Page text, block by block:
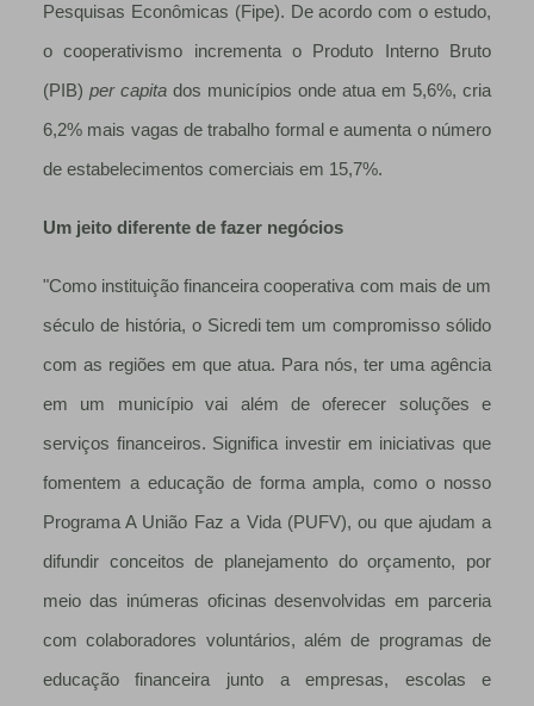
Pesquisas Econômicas (Fipe). De acordo com o estudo,
o cooperativismo incrementa o Produto Interno Bruto
(PIB) per capitados municípios onde atua em 5,6%, cria
6,2% mais vagas de trabalho formal e aumenta o número
de estabelecimentos comerciais em 15,7%.
Um jeito diferente de fazer negócios
"Como instituição financeira cooperativa com mais de um
século de história, o Sicredi tem um compromisso sólido
com as regiões em que atua. Para nós, ter uma agência
em um município vai além de oferecer soluções e
serviços financeiros. Significa investir em iniciativas que
fomentem a educação de forma ampla, como o nosso
Programa A União Faz a Vida (PUFV), ou que ajudam a
difundir conceitos de planejamento do orçamento, por
meio das inúmeras oficinas desenvolvidas em parceria
com colaboradores voluntários, além de programas de
educação financeira junto a empresas, escolas e